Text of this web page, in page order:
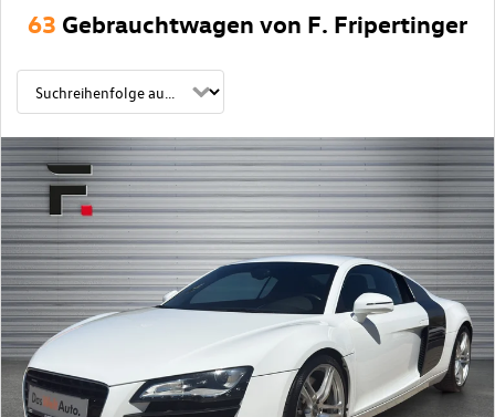
63 Gebrauchtwagen von F. Fripertinger